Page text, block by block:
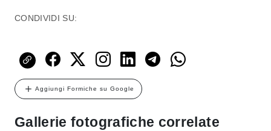
CONDIVIDI SU:
Aggiungi Formiche su Google
Gallerie fotografiche correlate